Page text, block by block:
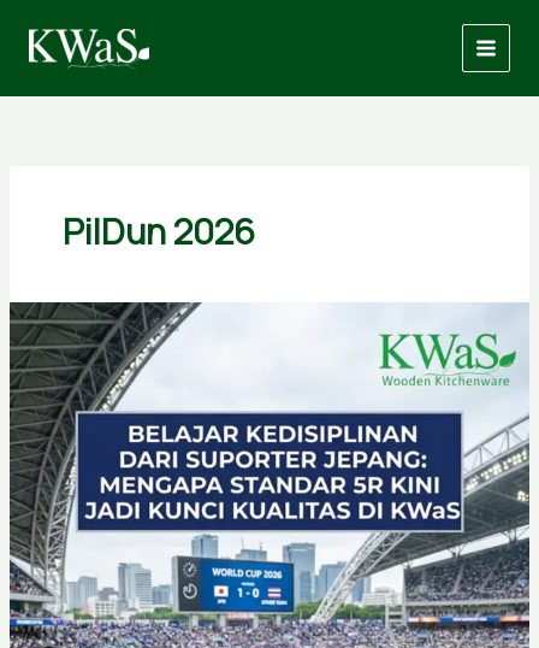
content
PilDun 2026
Belajar
Kedisiplinan
dari
Suporter
Jepang:
Standar
5R
Kini
Jadi
Kunci
Kualitas
di
KWaS